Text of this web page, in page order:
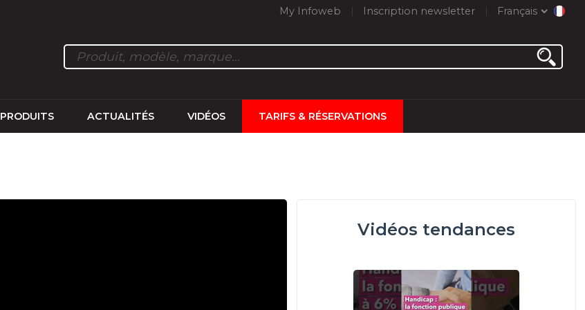
My Infoweb Inscription newsletter Français
PRODUITS ACTUALITÉS VIDÉOS TARIFS & RÉSERVATIONS
Vidéos tendances